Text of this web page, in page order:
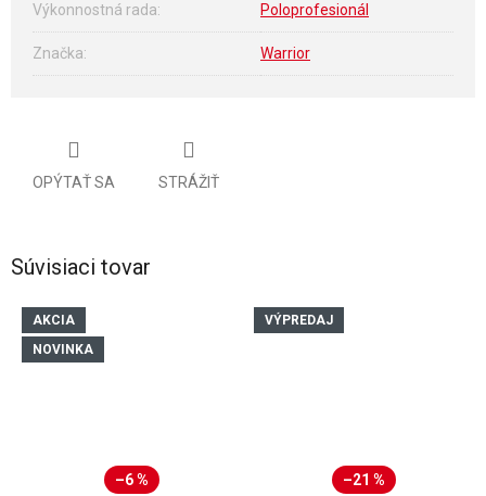
Výkonnostná rada: Poloprofesionál
Značka: Warrior
OPÝTAŤ SA STRÁŽIŤ
Súvisiaci tovar
AKCIA
NOVINKA
–6 %
VÝPREDAJ
–21 %